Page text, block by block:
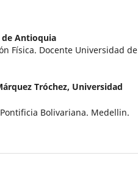
Antioquia
Física. Docente Universidad de
Tróchez, Universidad
Bolivariana. Medellin.